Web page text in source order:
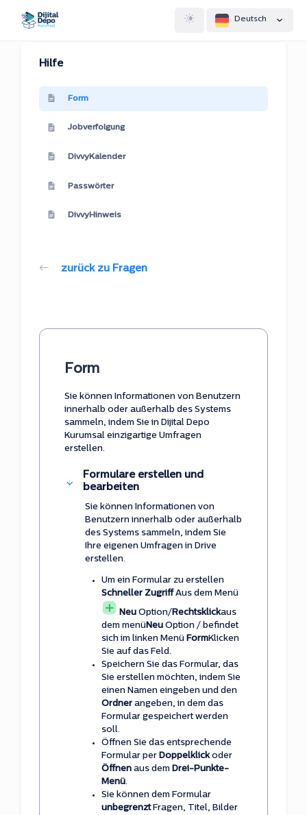
Deutsch
Hilfe
Form
Jobverfolgung
DivvyKalender
Passwörter
DivvyHinweis
zurück zu Fragen
Form
Sie können Informationen von Benutzern
innerhalb oder außerhalb des Systems
sammeln, indem Sie in Dijital Depo
Kurumsal einzigartige Umfragen
erstellen.
Formulare erstellen und
bearbeiten
Sie können Informationen von
Benutzern innerhalb oder außerhalb
des Systems sammeln, indem Sie
Ihre eigenen Umfragen in Drive
erstellen.
Um ein Formular zu erstellen
Schneller ZugriffAus dem Menü
Neu Option/Rechtsklickaus
dem menü Neu Option / befindet
sich im linken Menü FormKlicken
Sie auf das Feld.
Speichern Sie das Formular, das
Sie erstellen möchten, indem Sie
einen Namen eingeben und den
Ordner angeben, in dem das
Formular gespeichert werden
soll.
Öffnen Sie das entsprechende
Formular per Doppelklickoder
Öffnen aus dem Drei-Punkte-
Menü.
Sie können dem Formular
unbegrenztFragen, Titel, Bilder